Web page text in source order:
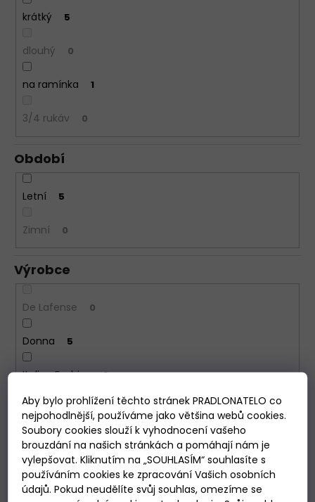
Aby bylo prohlížení těchto stránek PRADLONATELO co
nejpohodlnější, používáme jako většina webů cookies.
Soubory cookies slouží k vyhodnocení vašeho
brouzdání na našich stránkách a pomáhají nám je
vylepšovat. Kliknutím na „SOUHLASÍM“ souhlasíte s
používáním cookies ke zpracování Vašich osobních
údajů. Pokud neudělíte svůj souhlas, omezíme se
krátký 5
dlouhý 0
na ramínka 1
3/4 rukáv 0
Období
Letní 5
Zimní 0
Výrobce
De Lafense 0
Donna 5
Italian Fashion 1
Leptir 0
Vzor
Květinový 2